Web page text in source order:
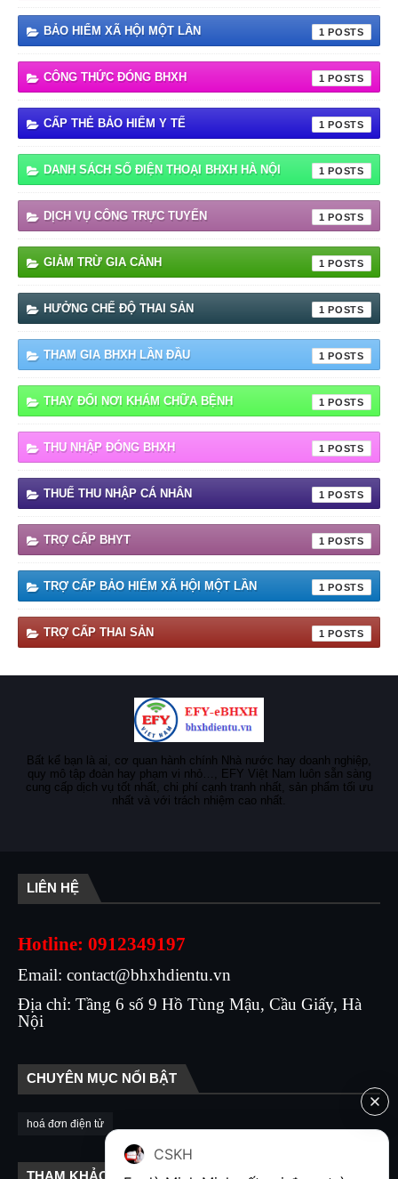
BẢO HIỂM XÃ HỘI MỘT LẦN 1
CÔNG THỨC ĐÓNG BHXH 1
CẤP THẺ BẢO HIỂM Y TẾ 1
DANH SÁCH SỐ ĐIỆN THOẠI BHXH HÀ NỘI 1
DỊCH VỤ CÔNG TRỰC TUYẾN 1
GIẢM TRỪ GIA CẢNH 1
HƯỞNG CHẾ ĐỘ THAI SẢN 1
THAM GIA BHXH LẦN ĐẦU 1
THAY ĐỔI NƠI KHÁM CHỮA BỆNH 1
THU NHẬP ĐÓNG BHXH 1
THUẾ THU NHẬP CÁ NHÂN 1
TRỢ CẤP BHYT 1
TRỢ CẤP BẢO HIỂM XÃ HỘI MỘT LẦN 1
TRỢ CẤP THAI SẢN 1
Bất kể bạn là ai, cơ quan hành chính Nhà nước hay doanh nghiệp,
quy mô tập đoàn hay phạm vi nhỏ…, EFY Việt Nam luôn sẵn sàng
cung cấp dịch vụ tốt nhất, chi phí cạnh tranh nhất, sản phẩm tối ưu
nhất và với trách nhiệm cao nhất.
LIÊN HỆ
Hotline: 0912349197
Email: contact@bhxhdientu.vn
Địa chỉ: Tầng 6 số 9 Hồ Tùng Mậu, Cầu Giấy, Hà
Nội
CHUYÊN MỤC NỔI BẬT
hoá đơn điện tử
THAM KHẢO LIÊN KẾT
CSKH